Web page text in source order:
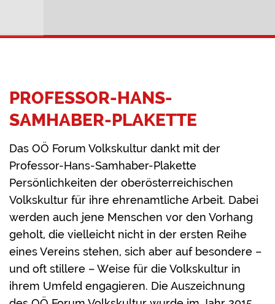
PROFESSOR-HANS-
SAMHABER-PLAKETTE
Das OÖ Forum Volkskultur dankt mit der
Professor-Hans-Samhaber-Plakette
Persönlichkeiten der oberösterreichischen
Volkskultur für ihre ehrenamtliche Arbeit. Dabei
werden auch jene Menschen vor den Vorhang
geholt, die vielleicht nicht in der ersten Reihe
eines Vereins stehen, sich aber auf besondere –
und oft stillere – Weise für die Volkskultur in
ihrem Umfeld engagieren. Die Auszeichnung